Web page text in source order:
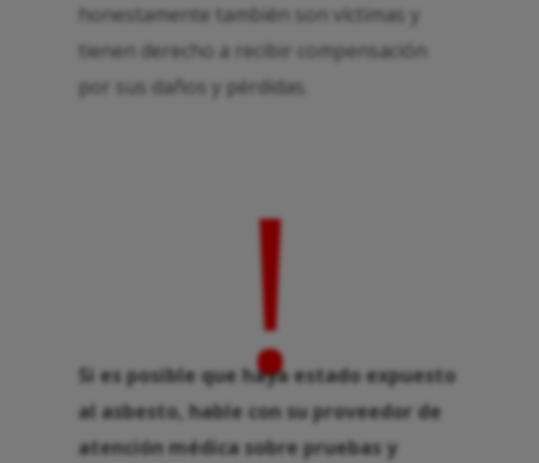
honestamente también son víctimas y
tienen derecho a recibir compensación
por sus daños y pérdidas.
!
Si es posible que haya estado expuesto
al asbesto, hable con su proveedor de
atención médica sobre pruebas y